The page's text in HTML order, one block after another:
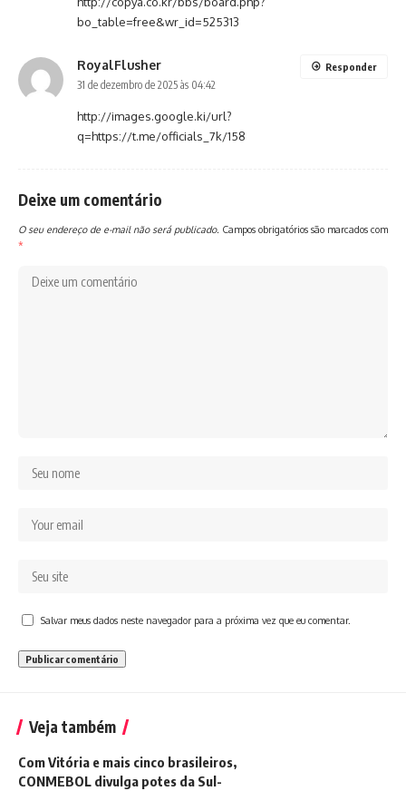
bo_table=free&wr_id=525313
RoyalFlusher
31 de dezembro de 2025 às 04:42
http://images.google.ki/url?
q=https://t.me/officials_7k/158
Responder
Deixe um comentário
O seu endereço de e-mail não será publicado. Campos obrigatórios são marcados com
*
Salvar meus dados neste navegador para a próxima vez que eu comentar.
Veja também
Com Vitória e mais cinco brasileiros,
CONMEBOL divulga potes da Sul-